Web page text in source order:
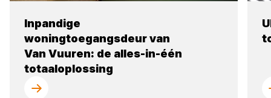
Inpandige
woningtoegangsdeur van
Van Vuuren: de alles-in-één
totaaloplossing